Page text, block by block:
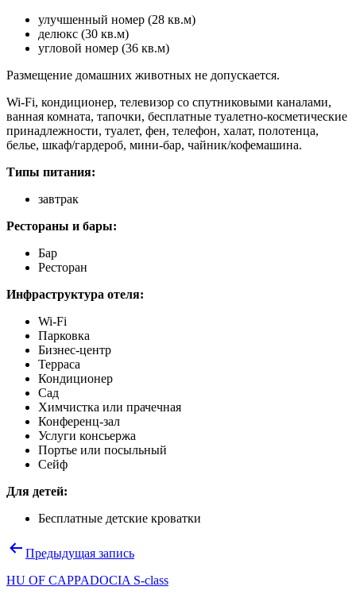
улучшенный номер (28 кв.м)
делюкс (30 кв.м)
угловой номер (36 кв.м)
Размещение домашних животных не допускается.
Wi-Fi, кондиционер, телевизор со спутниковыми каналами,
ванная комната, тапочки, бесплатные туалетно-косметические
принадлежности, туалет, фен, телефон, халат, полотенца,
белье, шкаф/гардероб, мини-бар, чайник/кофемашина.
Типы питания:
завтрак
Рестораны и бары:
Бар
Ресторан
Инфраструктура отеля:
Wi-Fi
Парковка
Бизнес-центр
Терраса
Кондиционер
Сад
Химчистка или прачечная
Конференц-зал
Услуги консьержа
Портье или посыльный
Сейф
Для детей:
Бесплатные детские кроватки
Навигация
записям
Предыдущая запись
HU OF CAPPADOCIA S-class